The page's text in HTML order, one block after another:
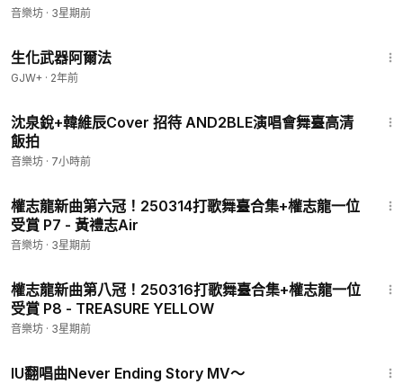
音樂坊 · 3星期前
生化武器阿爾法
GJW+ · 2年前
沈泉銳+韓維辰Cover 招待 AND2BLE演唱會舞臺高清
飯拍
音樂坊 · 7小時前
權志龍新曲第六冠！250314打歌舞臺合集+權志龍一位
受賞 P7 - 黃禮志Air
音樂坊 · 3星期前
權志龍新曲第八冠！250316打歌舞臺合集+權志龍一位
受賞 P8 - TREASURE YELLOW
音樂坊 · 3星期前
IU翻唱曲Never Ending Story MV～